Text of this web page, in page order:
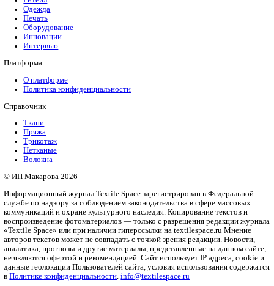
Календарь мероприятий
Предложить мероприятие
FABREEX может всё!
Мы специализируемся на ремонте и техническом
Mimaki любых моделей. Быстро, качественно, с гарантией!
Статьи по теме
Любимый цвет – черный: как не прогадать с темным
Как только не называют этот цвет:…
новое – хорошо забытое старое или антитренды
Понятие «антитренд» обычно…
нельзя: развенчиваем мифы о разных типах фигуры
Дизайнеры условно делят…